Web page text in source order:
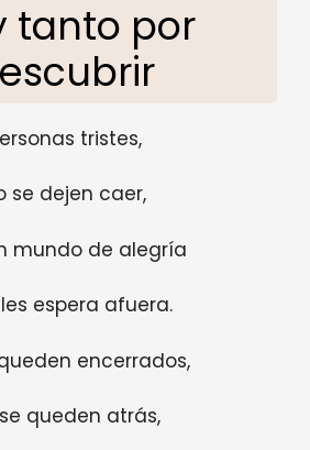
tanto por
tristes,
se dejen caer,
mundo de alegría
espera afuera.
encerrados,
queden atrás,